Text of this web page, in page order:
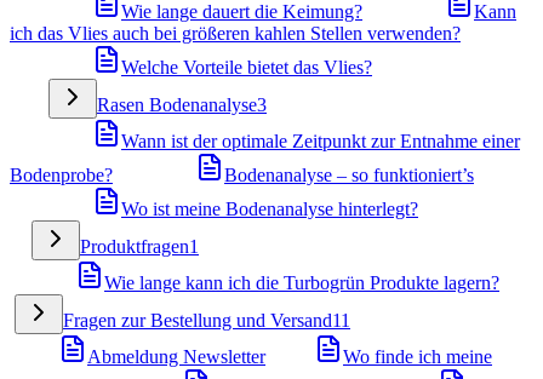
Wie lange dauert die Keimung?
Kann
ich das Vlies auch bei größeren kahlen Stellen verwenden?
Welche Vorteile bietet das Vlies?
Rasen Bodenanalyse3
Wann ist der optimale Zeitpunkt zur Entnahme einer
Bodenprobe?
Bodenanalyse – so funktioniert’s
Wo ist meine Bodenanalyse hinterlegt?
Produktfragen1
Wie lange kann ich die Turbogrün Produkte lagern?
Fragen zur Bestellung und Versand11
Abmeldung Newsletter
Wo finde ich meine